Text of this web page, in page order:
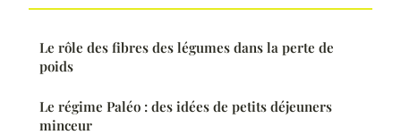
Le rôle des fibres des légumes dans la perte de
poids
Le régime Paléo : des idées de petits déjeuners
minceur